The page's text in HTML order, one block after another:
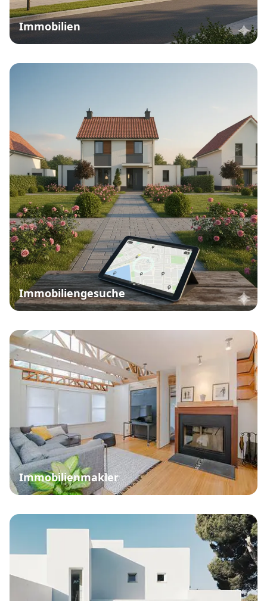
Immobilien
Immobiliengesuche
Immobilienmakler